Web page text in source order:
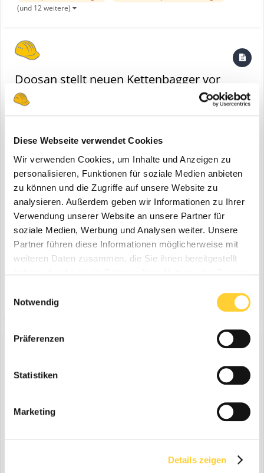
Diese Webseite verwendet Cookies
Wir verwenden Cookies, um Inhalte und Anzeigen zu
personalisieren, Funktionen für soziale Medien anbieten
zu können und die Zugriffe auf unsere Website zu
analysieren. Außerdem geben wir Informationen zu Ihrer
Verwendung unserer Website an unsere Partner für
soziale Medien, Werbung und Analysen weiter. Unsere
Partner führen diese Informationen möglicherweise mit
weiteren Daten zusammen, die Sie ihnen bereitgestellt
Notwendig
Präferenzen
Statistiken
Marketing
Details zeigen
DX380LC-...
(und 12 weitere)
Doosan stellt neuen Kettenbagger vor
eine Bauforum24 News erstellte Bauforum24 inDoosan
Bobcat
Prag (Tschechische Republik), Juni 2021 - Doosan stellte den ersten
der neuen Generation von mittelgroßen, Stufe-V-konformen
Größe der mit Doosan‘s innovativer D-ECOPOWER-Technolog...
tiltrotator
Doosan stellt neuen Kettenbagger vor
Prag (Tschechische Republik), Juni 2021 - Doosan stellte den ersten
Bagger vor: das neue Kettenbagger-Modell DX225LC-7 mit 23
Tonnen. Der DX225LC-7 ist auch der erste Doosan-Bagger dieser
Größe der mit Doosan‘s innovativer D-ECOPOWER-Technolog...